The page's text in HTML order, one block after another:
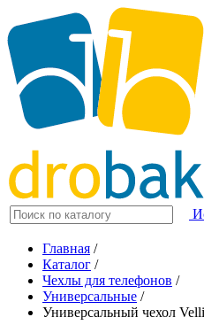
Главная /
Каталог /
Чехлы для телефонов /
Универсальные /
Универсальный чехол